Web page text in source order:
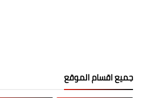
جميع اقسام الموقع